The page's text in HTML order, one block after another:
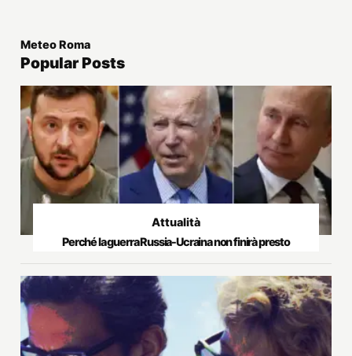
Meteo Roma
Popular Posts
Attualità
Perché la guerra Russia-Ucraina non finirà presto